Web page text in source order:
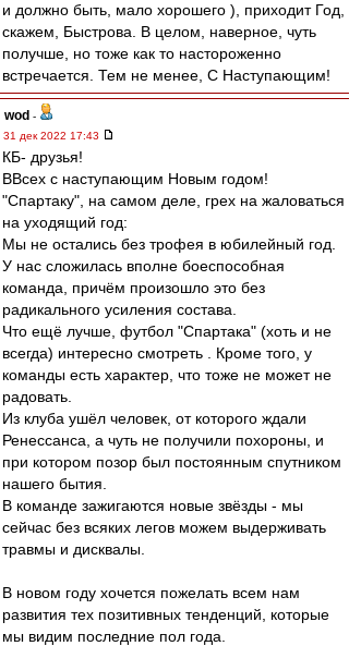
и должно быть, мало хорошего ), приходит Год,
скажем, Быстрова. В целом, наверное, чуть
получше, но тоже как то настороженно
встречается. Тем не менее, С Наступающим!
wod -
31 дек 2022 17:43
КБ- друзья!
ВВсех с наступающим Новым годом!
"Спартаку", на самом деле, грех на жаловаться
на уходящий год:
Мы не остались без трофея в юбилейный год.
У нас сложилась вполне боеспособная
команда, причём произошло это без
радикального усиления состава.
Что ещё лучше, футбол "Спартака" (хоть и не
всегда) интересно смотреть . Кроме того, у
команды есть характер, что тоже не может не
радовать.
Из клуба ушёл человек, от которого ждали
Ренессанса, а чуть не получили похороны, и
при котором позор был постоянным спутником
нашего бытия.
В команде зажигаются новые звёзды - мы
сейчас без всяких легов можем выдерживать
травмы и дисквалы.
В новом году хочется пожелать всем нам
развития тех позитивных тенденций, которые
мы видим последние пол года.